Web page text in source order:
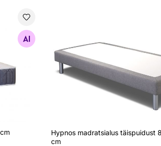
cm (pocket-kookos)Hypnos madratsialus
Hypnos madratsialus täispuidust
cm